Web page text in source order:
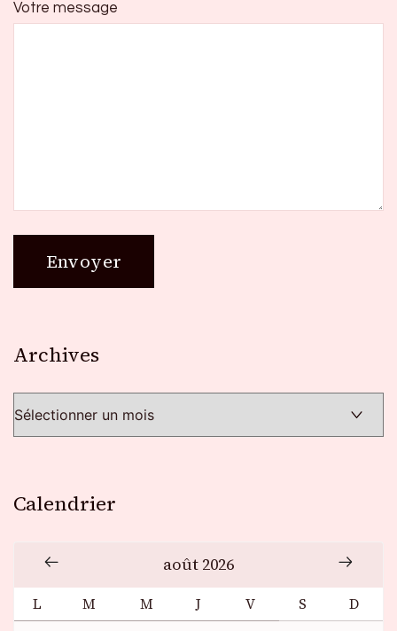
Votre message
Archives
Calendrier
août 2026
L M M J V S D